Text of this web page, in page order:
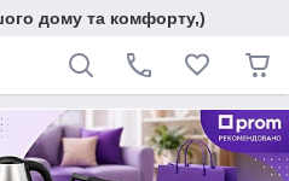
дому та комфорту,)